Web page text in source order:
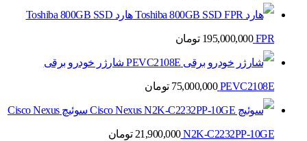
هارد Toshiba 800GB SSD
FPR
195,000,000 تومان
شارژر خودرو برقی
PEVC2108E
75,000,000 تومان
سوئیچ Cisco Nexus
N2K-C2232PP-10GE
21,900,000 تومان